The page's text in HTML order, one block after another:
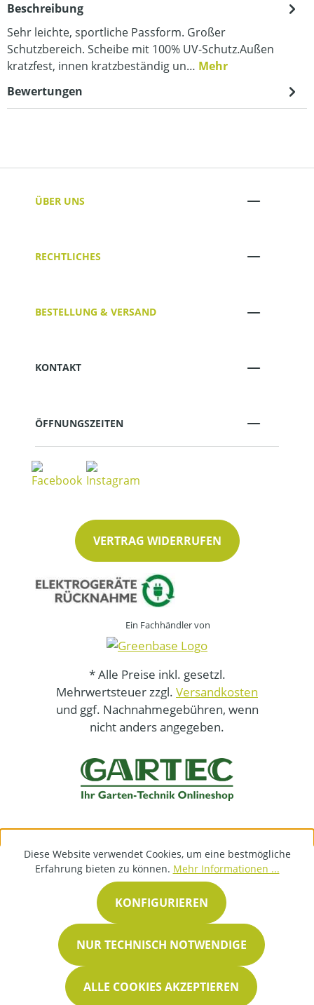
Beschreibung
Sehr leichte, sportliche Passform. Großer
Schutzbereich. Scheibe mit 100% UV-Schutz.Außen
kratzfest, innen kratzbeständig un… Mehr
Bewertungen
ÜBER UNS
RECHTLICHES
BESTELLUNG & VERSAND
KONTAKT
ÖFFNUNGSZEITEN
VERTRAG WIDERRUFEN
Ein Fachhändler von
* Alle Preise inkl. gesetzl.
Mehrwertsteuer zzgl. Versandkosten
und ggf. Nachnahmegebühren, wenn
nicht anders angegeben.
Diese Website verwendet Cookies, um eine bestmögliche
Erfahrung bieten zu können. Mehr Informationen ...
NUR TECHNISCH NOTWENDIGE
KONFIGURIEREN
ALLE COOKIES AKZEPTIEREN